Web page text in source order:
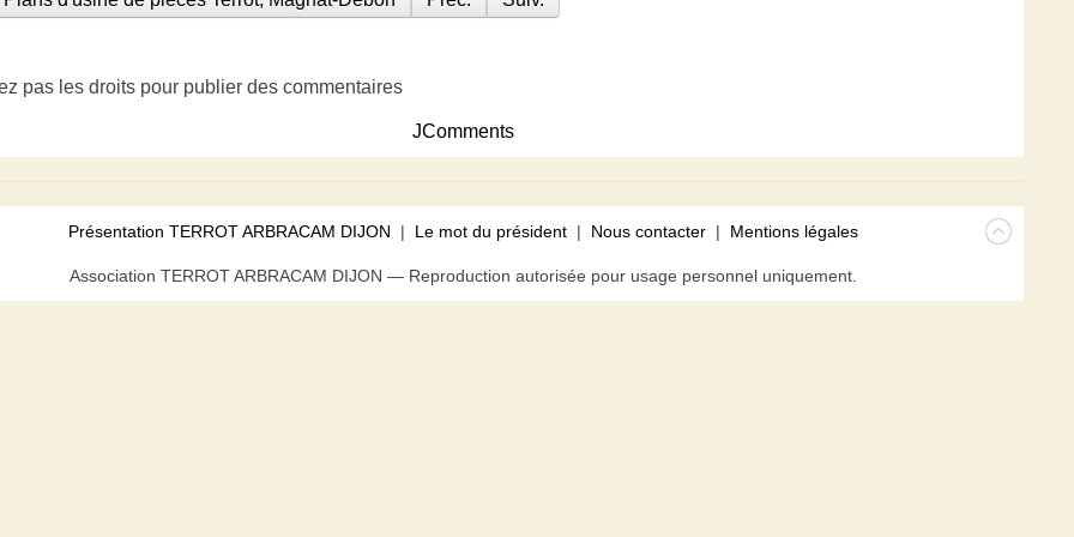
pas les droits pour publier des commentaires
JComments
Présentation TERROT ARBRACAM DIJON | Le mot du président | Nous contacter | Mentions légales
Association TERROT ARBRACAM DIJON — Reproduction autorisée pour usage personnel uniquement.